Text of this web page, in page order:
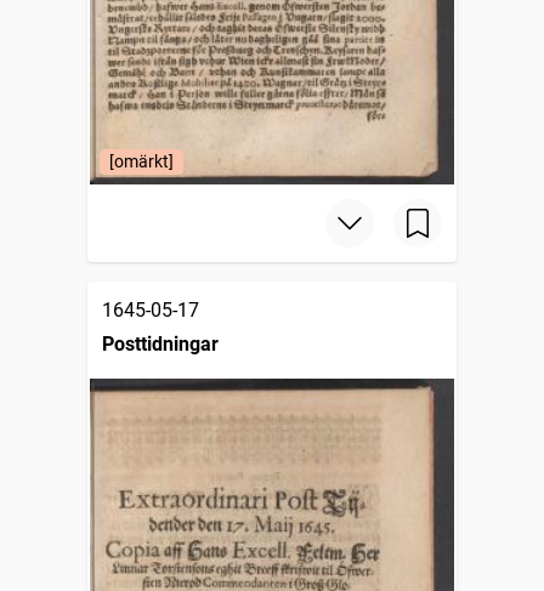
[omärkt]
1645-05-17
Posttidningar